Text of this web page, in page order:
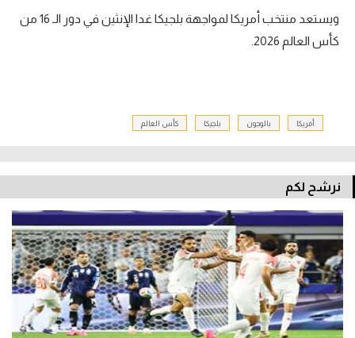
ويستعد منتخب أمريكا لمواجهة بلجيكا غدا الإنثين في دور الـ 16 من
كأس العالم 2026.
أمريكا بالوجون بلجيكا كأس العالم
نرشح لكم